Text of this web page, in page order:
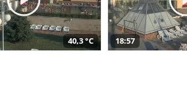
40,3 °C 18:57